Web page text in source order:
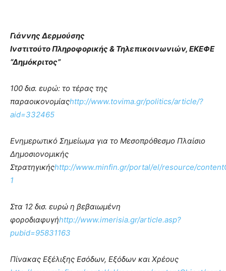
Γιάννης Δερμούσης
Ινστιτούτο Πληροφορικής & Τηλεπικοινωνιών, ΕΚΕΦΕ
“Δημόκριτος”
100 δισ. ευρώ: το τέρας της
παραοικονομίαςhttp://www.tovima.gr/politics/article/?
aid=332465
Ενημερωτικό Σημείωμα για το Μεσοπρόθεσμο Πλαίσιο
Δημοσιονομικής
Στρατηγικήςhttp://www.minfin.gr/portal/el/resource/
1
Στα 12 δισ. ευρώ η βεβαιωμένη
φοροδιαφυγήhttp://www.imerisia.gr/article.asp?
pubid=95831163
Πίνακας Εξέλιξης Εσόδων, Εξόδων και Χρέους